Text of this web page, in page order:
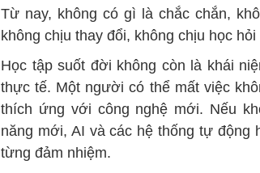
Từ nay, không có gì là chắc chắn,
không chịu thay đổi, không chịu học
Học tập suốt đời không còn là khái
thực tế. Một người có thể mất việc
thích ứng với công nghệ mới. Nếu
năng mới, AI và các hệ thống tự động
từng đảm nhiệm.